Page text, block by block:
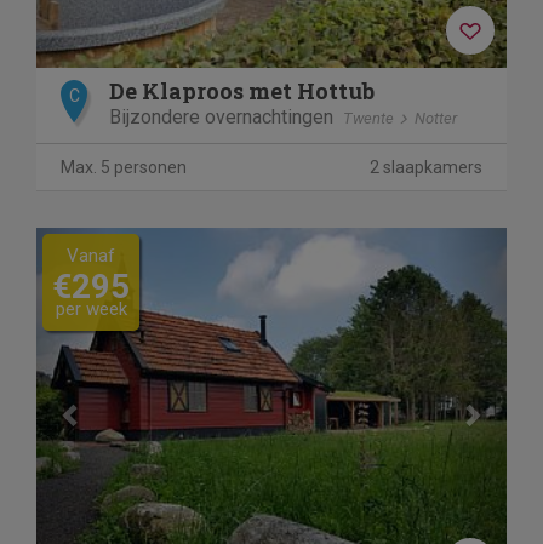
C De Klaproos met Hottub
Bijzondere overnachtingen Twente Notter
Max. 5 personen 2 slaapkamers
Previous
Vanaf
€295
per week